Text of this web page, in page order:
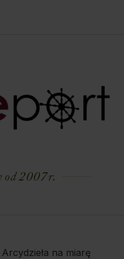
od 2007 r.
na miarę